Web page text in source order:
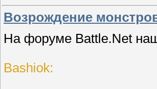
Возрождение
На форуме Battle.Net
Bashiok: